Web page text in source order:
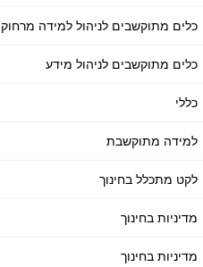
כלים מתוקשבים לניהול למידה מרחוק
כלים מתוקשבים לניהול מידע
כללי
למידה מתוקשבת
לקט מתכלל בחינוך
מדיניות בחינוך
מדיניות בחינוך